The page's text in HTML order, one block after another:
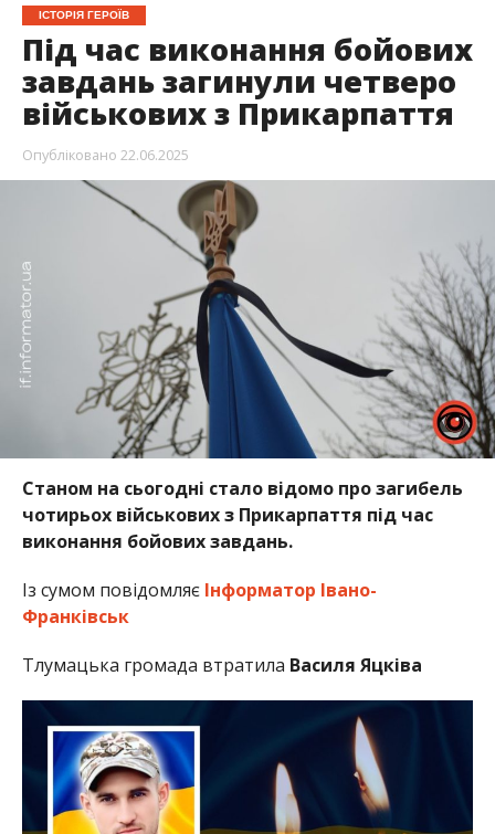
ІСТОРІЯ ГЕРОЇВ
Під час виконання бойових
завдань загинули четверо
військових з Прикарпаття
Опубліковано 22.06.2025
Станом на сьогодні стало відомо про загибель
чотирьох військових з Прикарпаття під час
виконання бойових завдань.
Із сумом повідомляє Інформатор Івано-
Франківськ
Тлумацька громада втратила Василя Яцківа